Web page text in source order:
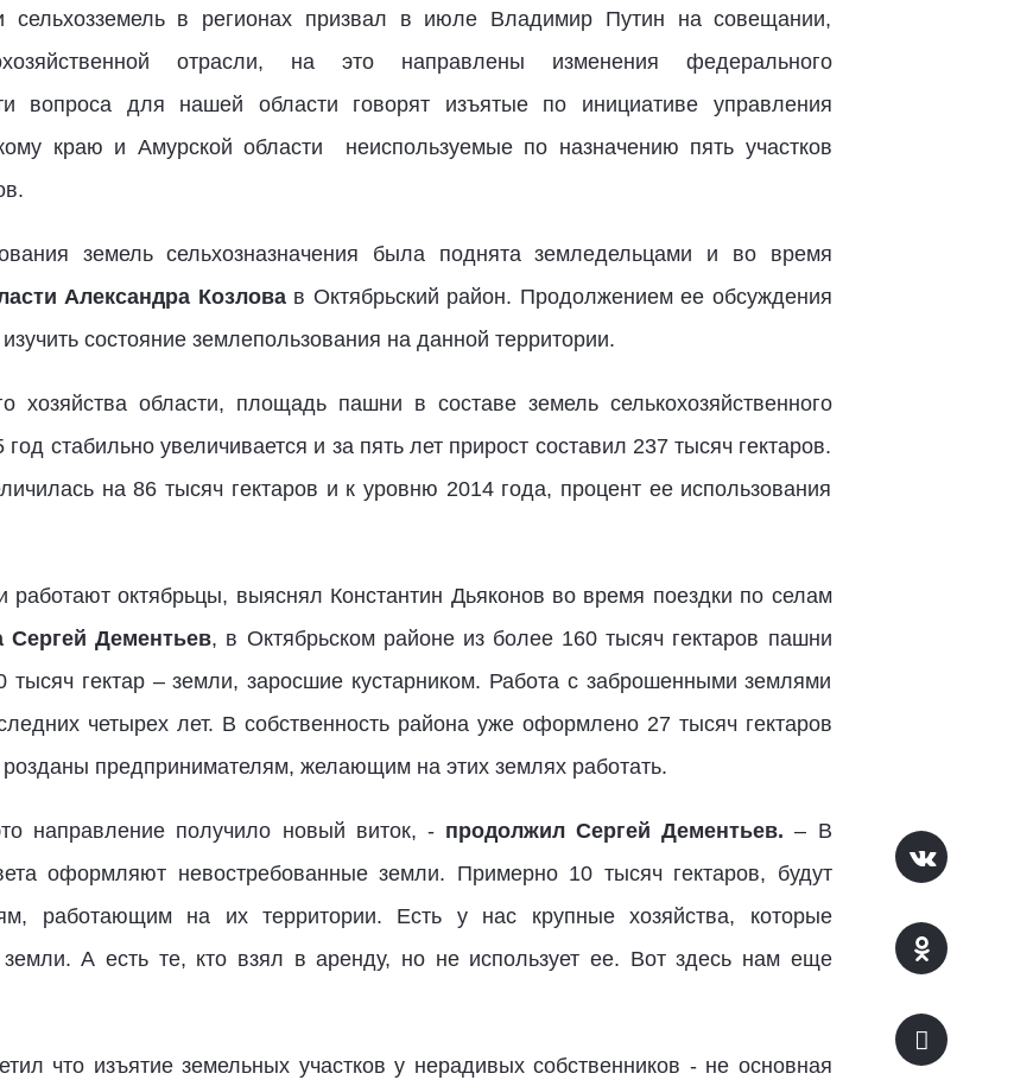
сельхозземель в регионах призвал в июле Владимир Путин на совещании,
отрасли, на это направлены изменения федерального
вопроса для нашей области говорят изъятые по инициативе управления
краю и Амурской области неиспользуемые по назначению пять участков
земель сельхозназначения была поднята земледельцами и во время
Александра Козлова в Октябрьский район. Продолжением ее обсуждения
состояние землепользования на данной территории.
хозяйства области, площадь пашни в составе земель селькохозяйственного
стабильно увеличивается и за пять лет прирост составил 237 тысяч гектаров.
на 86 тысяч гектаров и к уровню 2014 года, процент ее использования
работают октябрьцы, выяснял Константин Дьяконов во время поездки по селам
Сергей Дементьев, в Октябрьском районе из более 160 тысяч гектаров пашни
тысяч гектар – земли, заросшие кустарником. Работа с заброшенными землями
четырех лет. В собственность района уже оформлено 27 тысяч гектаров
предпринимателям, желающим на этих землях работать.
направление получило новый виток, - продолжил Сергей Дементьев. – В
оформляют невостребованные земли. Примерно 10 тысяч гектаров, будут
работающим на их территории. Есть у нас крупные хозяйства, которые
земли. А есть те, кто взял в аренду, но не использует ее. Вот здесь нам еще
что изъятие земельных участков у нерадивых собственников - не основная